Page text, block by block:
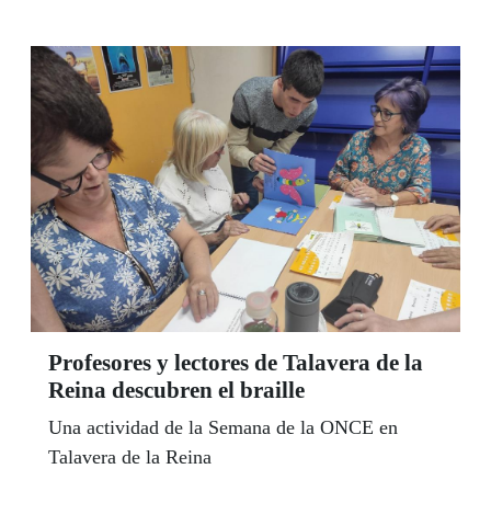
Profesores y lectores de Talavera de la
Reina descubren el braille
Una actividad de la Semana de la ONCE en
Talavera de la Reina